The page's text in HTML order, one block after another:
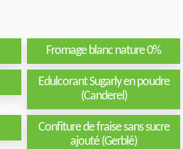
Fromage blanc nature 0%
Edulcorant Sugarly en poudre
(Canderel)
Confiture de fraise sans sucre
ajouté (Gerblé)